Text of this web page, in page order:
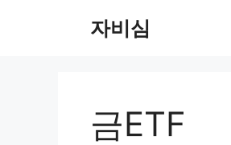
자비심
금ETF